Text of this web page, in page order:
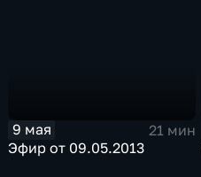
9 мая
21 мин
Эфир от 09.05.2013